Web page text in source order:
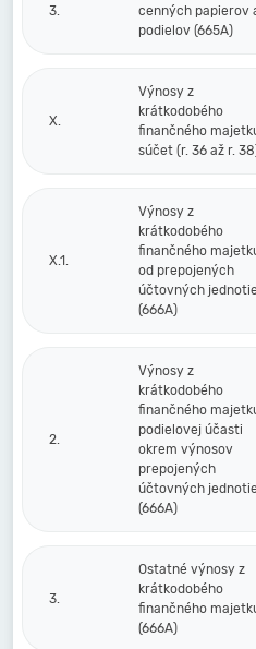
3.
cenných papierov
podielov (665A)
X.
Výnosy z
krátkodobého
finančného
súčet (r. 36 až r.
X.1.
Výnosy z
krátkodobého
finančného
od prepojených
účtovných
(666A)
2.
Výnosy z
krátkodobého
finančného
podielovej účasti
okrem výnosov
prepojených
účtovných
(666A)
3.
Ostatné výnosy z
krátkodobého
finančného
(666A)